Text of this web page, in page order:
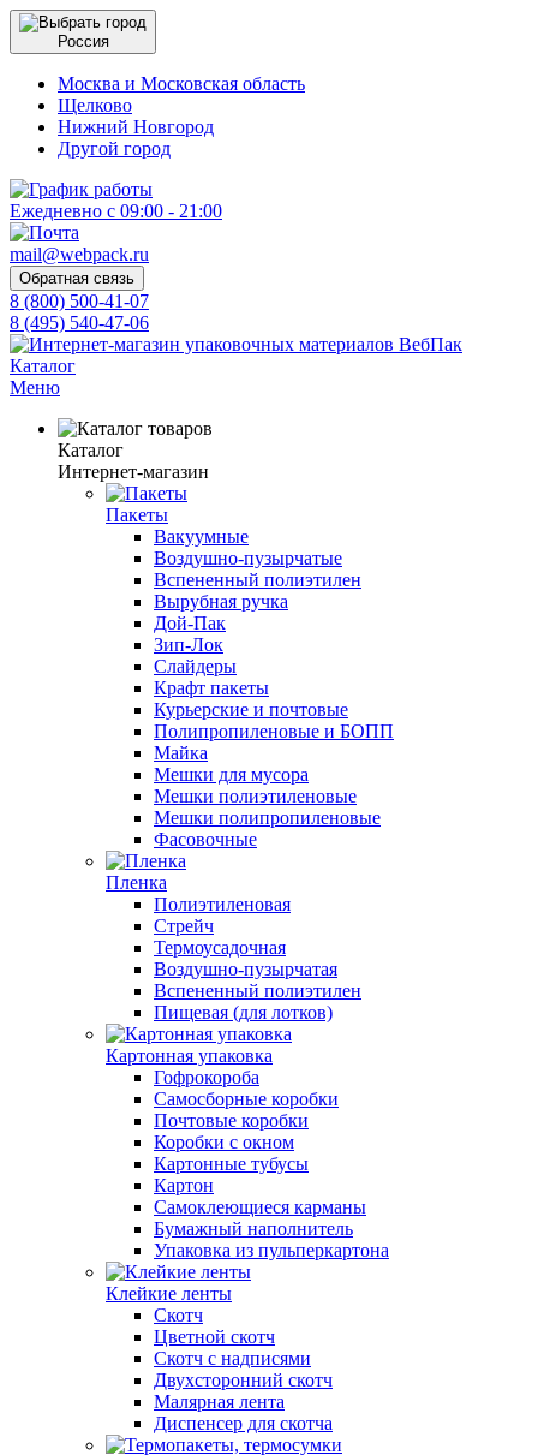
Россия
Москва и Московская область
Щелково
Нижний Новгород
Другой город
Ежедневно с 09:00 - 21:00
mail@webpack.ru
Обратная связь
8 (800) 500-41-07
8 (495) 540-47-06
Каталог
Меню
Каталог
Интернет-магазин
Пакеты
Вакуумные
Воздушно-пузырчатые
Вспененный полиэтилен
Вырубная ручка
Дой-Пак
Зип-Лок
Слайдеры
Крафт пакеты
Курьерские и почтовые
Полипропиленовые и БОПП
Майка
Мешки для мусора
Мешки полиэтиленовые
Мешки полипропиленовые
Фасовочные
Пленка
Полиэтиленовая
Стрейч
Термоусадочная
Воздушно-пузырчатая
Вспененный полиэтилен
Пищевая (для лотков)
Картонная упаковка
Гофрокороба
Самосборные коробки
Почтовые коробки
Коробки с окном
Картонные тубусы
Картон
Самоклеющиеся карманы
Бумажный наполнитель
Упаковка из пульперкартона
Клейкие ленты
Скотч
Цветной скотч
Скотч с надписями
Двухсторонний скотч
Малярная лента
Диспенсер для скотча